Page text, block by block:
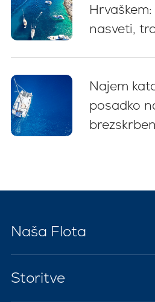
nasveti,
Najem
posadko
Naša Flota
Storitve